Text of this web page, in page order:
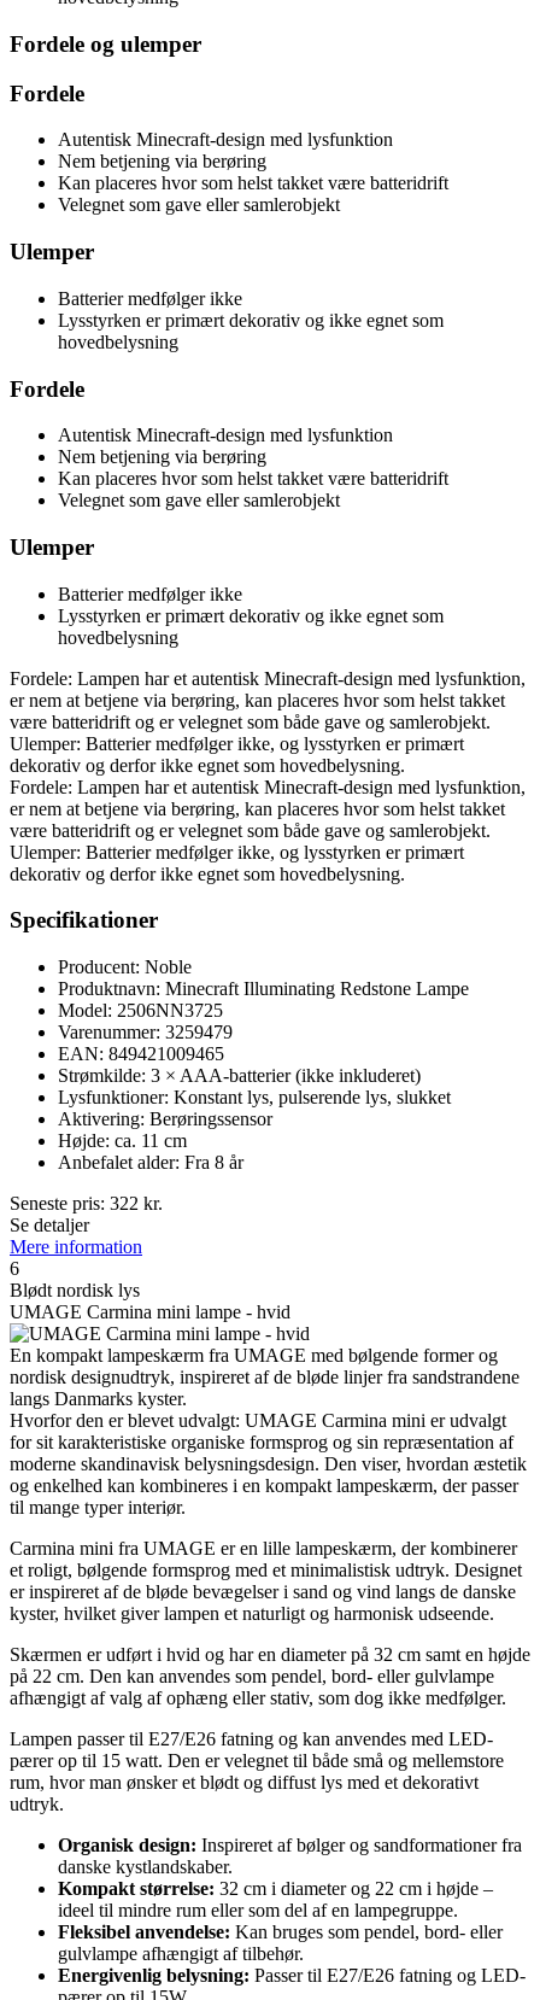
Fordele og ulemper
Fordele
Autentisk Minecraft-design med lysfunktion
Nem betjening via berøring
Kan placeres hvor som helst takket være batteridrift
Velegnet som gave eller samlerobjekt
Ulemper
Batterier medfølger ikke
Lysstyrken er primært dekorativ og ikke egnet som
hovedbelysning
Fordele
Autentisk Minecraft-design med lysfunktion
Nem betjening via berøring
Kan placeres hvor som helst takket være batteridrift
Velegnet som gave eller samlerobjekt
Ulemper
Batterier medfølger ikke
Lysstyrken er primært dekorativ og ikke egnet som
hovedbelysning
Fordele: Lampen har et autentisk Minecraft-design med lysfunktion,
er nem at betjene via berøring, kan placeres hvor som helst takket
være batteridrift og er velegnet som både gave og samlerobjekt.
Ulemper: Batterier medfølger ikke, og lysstyrken er primært
dekorativ og derfor ikke egnet som hovedbelysning.
Fordele: Lampen har et autentisk Minecraft-design med lysfunktion,
er nem at betjene via berøring, kan placeres hvor som helst takket
være batteridrift og er velegnet som både gave og samlerobjekt.
Ulemper: Batterier medfølger ikke, og lysstyrken er primært
dekorativ og derfor ikke egnet som hovedbelysning.
Specifikationer
Producent: Noble
Produktnavn: Minecraft Illuminating Redstone Lampe
Model: 2506NN3725
Varenummer: 3259479
EAN: 849421009465
Strømkilde: 3 × AAA-batterier (ikke inkluderet)
Lysfunktioner: Konstant lys, pulserende lys, slukket
Aktivering: Berøringssensor
Højde: ca. 11 cm
Anbefalet alder: Fra 8 år
Seneste pris: 322 kr.
Se detaljer
Mere information
6
Blødt nordisk lys
UMAGE Carmina mini lampe - hvid
En kompakt lampeskærm fra UMAGE med bølgende former og
nordisk designudtryk, inspireret af de bløde linjer fra sandstrandene
langs Danmarks kyster.
Hvorfor den er blevet udvalgt: UMAGE Carmina mini er udvalgt
for sit karakteristiske organiske formsprog og sin repræsentation af
moderne skandinavisk belysningsdesign. Den viser, hvordan æstetik
og enkelhed kan kombineres i en kompakt lampeskærm, der passer
til mange typer interiør.
Carmina mini fra UMAGE er en lille lampeskærm, der kombinerer
et roligt, bølgende formsprog med et minimalistisk udtryk. Designet
er inspireret af de bløde bevægelser i sand og vind langs de danske
kyster, hvilket giver lampen et naturligt og harmonisk udseende.
Skærmen er udført i hvid og har en diameter på 32 cm samt en højde
på 22 cm. Den kan anvendes som pendel, bord- eller gulvlampe
afhængigt af valg af ophæng eller stativ, som dog ikke medfølger.
Lampen passer til E27/E26 fatning og kan anvendes med LED-
pærer op til 15 watt. Den er velegnet til både små og mellemstore
rum, hvor man ønsker et blødt og diffust lys med et dekorativt
udtryk.
Organisk design: Inspireret af bølger og sandformationer fra
danske kystlandskaber.
Kompakt størrelse: 32 cm i diameter og 22 cm i højde –
ideel til mindre rum eller som del af en lampegruppe.
Fleksibel anvendelse: Kan bruges som pendel, bord- eller
gulvlampe afhængigt af tilbehør.
Energivenlig belysning: Passer til E27/E26 fatning og LED-